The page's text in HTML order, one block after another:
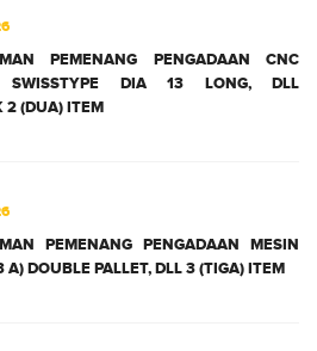
PEMENANG PENGADAAN CNC
SWISSTYPE DIA 13 LONG, DLL
2 (DUA) ITEM
PEMENANG PENGADAAN MESIN
A) DOUBLE PALLET, DLL 3 (TIGA) ITEM